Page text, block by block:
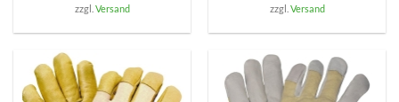
zzgl. Versand
zzgl. Versand